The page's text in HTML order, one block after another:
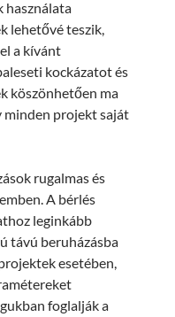
használata
lehetővé teszik,
a kívánt
kockázatot és
köszönhetően ma
minden projekt saját
rugalmas és
A bérlés
leginkább
távú beruházásba
esetében,
foglalják a